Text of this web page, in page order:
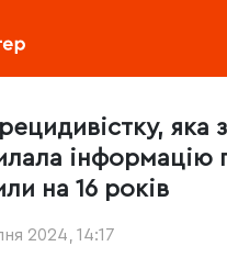
яка
інформацію
на 16 років
2024, 14:17